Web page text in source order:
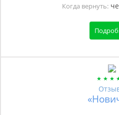
Когда вернуть: